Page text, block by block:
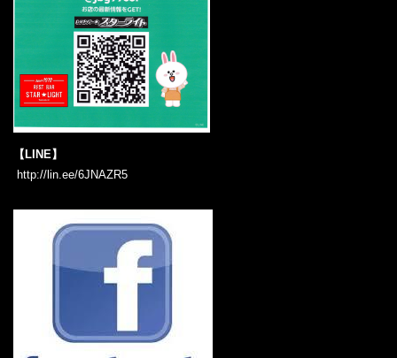
【LINE】
‎ ‎‎http://lin.ee/6JNAZR5‎‎ ‎